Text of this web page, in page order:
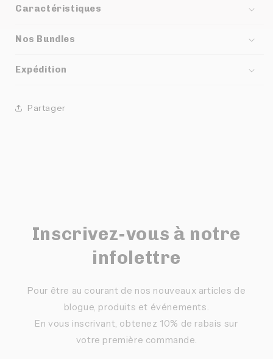
Caractéristiques
Nos Bundles
Expédition
Partager
Inscrivez-vous à notre
infolettre
Pour être au courant de nos nouveaux articles de
blogue, produits et événements.
En vous inscrivant, obtenez 10% de rabais sur
votre première commande.